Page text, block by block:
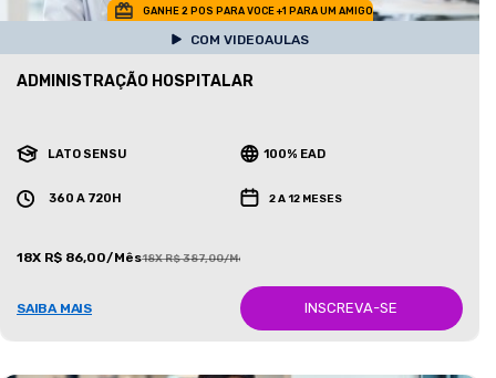
GANHE 2 POS PARA VOCE +1 PARA UM AMIGO
COM VIDEOAULAS
ADMINISTRAÇÃO HOSPITALAR
LATO SENSU 100% EAD
360 A 720H 2 A 12 MESES
18X R$ 86,00/Mês18X R$ 387,00/Mês
SAIBA MAIS INSCREVA-SE